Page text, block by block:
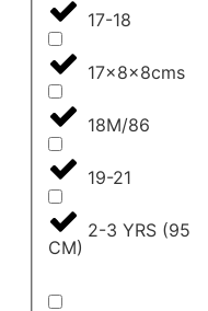
17-18
17x8x8cms
18M/86
19-21
2-3 YRS (95
CM)